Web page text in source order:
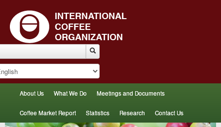
About Us What We Do Meetings and Documents
Coffee Market Report Statistics Research Contact Us